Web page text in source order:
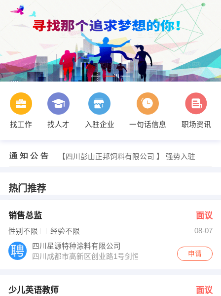
找工作 找人才 入驻企业 一句话信息 职场资讯
办公室 发布 [机械设备工程师 ] 招聘信息
【四川彭山正邦饲料有限公司 】 强势入驻
【泰康人寿有限股份保险公司彭山分公司 】 强势入驻
热门推荐
销售总监 面议
性别不限 经验不限
08-07
四川星源特种涂料有限公司
四川成都市高新区创业路1号剑恒发展中心707
申请
少儿英语教师 面议